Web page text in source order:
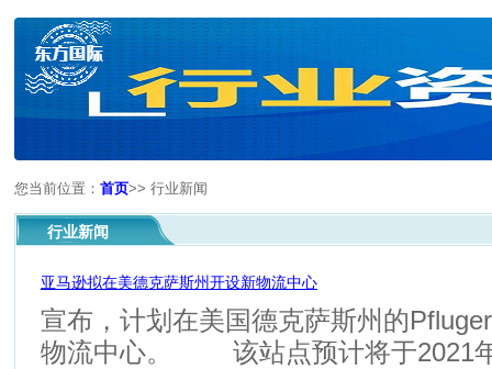
您当前位置： 首页>> 行业新闻
行业新闻
亚马逊拟在美德克萨斯州开设新物流中心
宣布，计划在美国德克萨斯州的
物流中心。 该站点预计将于2021